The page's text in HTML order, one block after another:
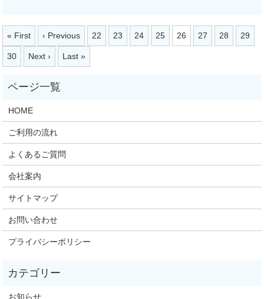
« First ‹ Previous 22 23 24 25 26 27 28 29
30 Next › Last »
HOME
ご利用の流れ
よくあるご質問
会社案内
サイトマップ
お問い合わせ
プライバシーポリシー
お知らせ